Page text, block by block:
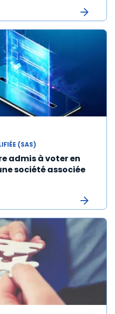
(SAS)
admis à voter en
société associée